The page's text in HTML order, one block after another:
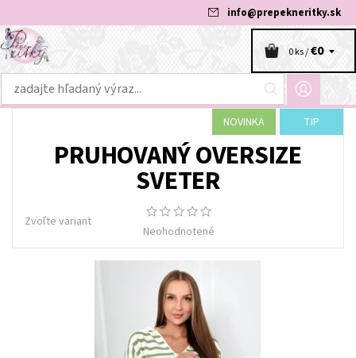
info@prepekneritky.sk
0 ks /€0
NOVINKA TIP
PRUHOVANÝ OVERSIZE
SVETER
Zvoľte variant
Neohodnotené